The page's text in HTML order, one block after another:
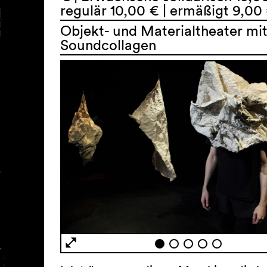
regulär 10,00 € | ermäßigt 9,00
Objekt- und Materialtheater mit
Soundcollagen